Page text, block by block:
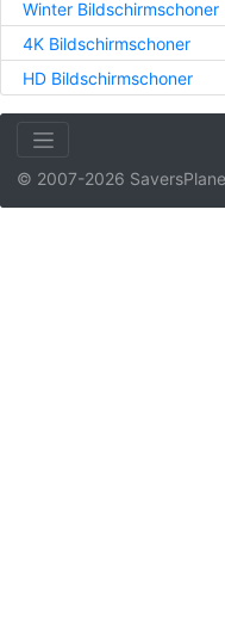
Winter Bildschirmschoner
4K Bildschirmschoner
HD Bildschirmschoner
© 2007-2026